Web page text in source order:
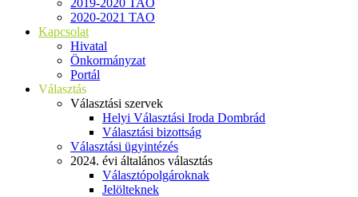
2019-2020 TAO
2020-2021 TAO
Kapcsolat
Hivatal
Önkormányzat
Portál
Választás
Választási szervek
Helyi Választási Iroda Dombrád
Választási bizottság
Választási ügyintézés
2024. évi általános választás
Választópolgároknak
Jelölteknek